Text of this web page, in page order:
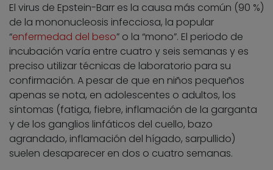
El virus de Epstein-Barr es la causa más común (90 %)
de la mononucleosis infecciosa, la popular
“enfermedad del beso” o la “mono”. El periodo de
incubación varía entre cuatro y seis semanas y es
preciso utilizar técnicas de laboratorio para su
confirmación. A pesar de que en niños pequeños
apenas se nota, en adolescentes o adultos, los
síntomas (fatiga, fiebre, inflamación de la garganta
y de los ganglios linfáticos del cuello, bazo
agrandado, inflamación del hígado, sarpullido)
suelen desaparecer en dos o cuatro semanas.